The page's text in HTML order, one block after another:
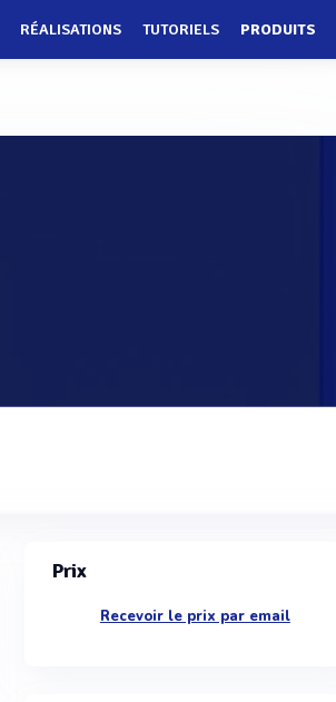
RÉALISATIONS TUTORIELS PRODUITS
Prix
Recevoir le prix par email